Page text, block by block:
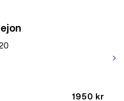
1950 kr
arrow_forward_ios